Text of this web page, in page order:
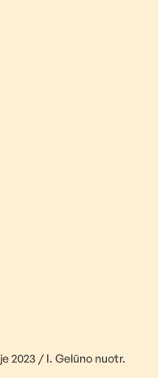
2023 / I. Gelūno nuotr.